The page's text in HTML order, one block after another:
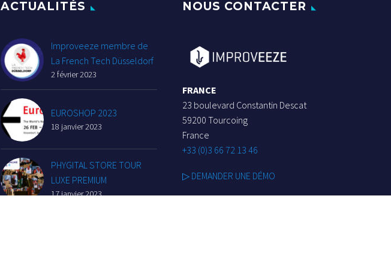
ACTUALITÉS
Improveeze membre de
La French Tech Düsseldorf
2 février 2023
EUROSHOP 2023
18 janvier 2023
PHYGITAL STORE TOUR
LUXE PREMIUM
17 janvier 2023
NOUS CONTACTER
FRANCE
23 boulevard Constantin Descat
59200 Tourcoing
France
+33 (0)3 66 72 13 46
▷ DEMANDER UNE DÉMO